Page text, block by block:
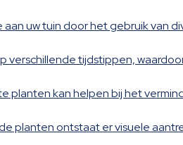
uw tuin door het gebruik van
verschillende tijdstippen,
planten kan helpen bij het
planten ontstaat er visuele